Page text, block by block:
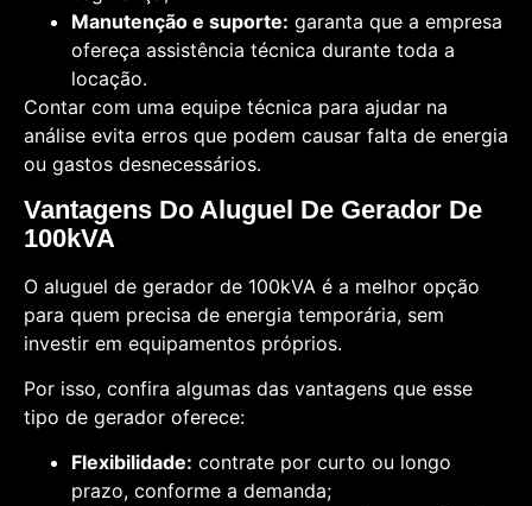
Manutenção e suporte: garanta que a empresa
ofereça assistência técnica durante toda a
locação.
Contar com uma equipe técnica para ajudar na
análise evita erros que podem causar falta de energia
ou gastos desnecessários.
Vantagens Do Aluguel De Gerador De
100kVA
O aluguel de gerador de 100kVA é a melhor opção
para quem precisa de energia temporária, sem
investir em equipamentos próprios.
Por isso, confira algumas das vantagens que esse
tipo de gerador oferece:
Flexibilidade: contrate por curto ou longo
prazo, conforme a demanda;